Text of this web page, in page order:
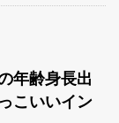
年齢身長出
こいいイン